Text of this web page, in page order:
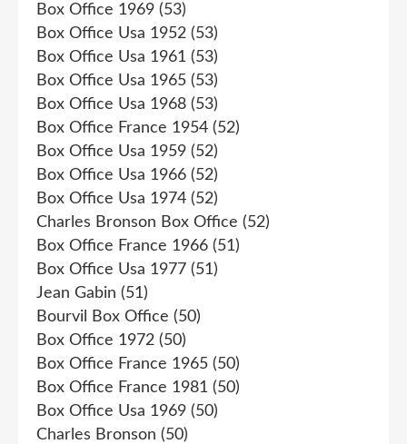
Box Office 1969 (53)
Box Office Usa 1952 (53)
Box Office Usa 1961 (53)
Box Office Usa 1965 (53)
Box Office Usa 1968 (53)
Box Office France 1954 (52)
Box Office Usa 1959 (52)
Box Office Usa 1966 (52)
Box Office Usa 1974 (52)
Charles Bronson Box Office (52)
Box Office France 1966 (51)
Box Office Usa 1977 (51)
Jean Gabin (51)
Bourvil Box Office (50)
Box Office 1972 (50)
Box Office France 1965 (50)
Box Office France 1981 (50)
Box Office Usa 1969 (50)
Charles Bronson (50)